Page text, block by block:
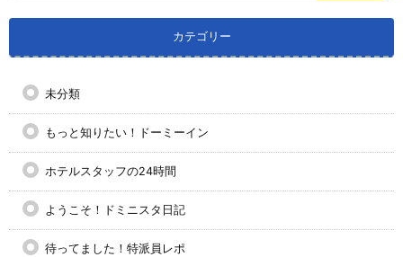
カテゴリー
未分類
もっと知りたい！ドーミーイン
ホテルスタッフの24時間
ようこそ！ドミニスタ日記
待ってました！特派員レポ